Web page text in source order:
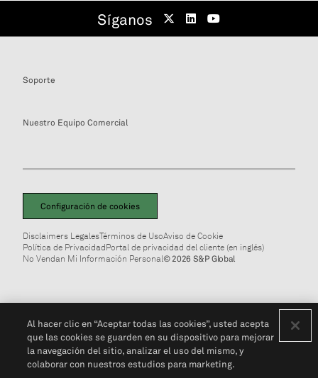
Síganos
Soporte
Nuestro Equipo Comercial
Configuración de cookies
Disclaimers LegalesTérminos de UsoAviso de Cookie
Política de PrivacidadPortal de privacidad del cliente (en inglés)
No Vendan Mi Información Personal© 2026 S&P Global
Al hacer clic en “Aceptar todas las cookies”, usted acepta
que las cookies se guarden en su dispositivo para mejorar
la navegación del sitio, analizar el uso del mismo, y
colaborar con nuestros estudios para marketing.